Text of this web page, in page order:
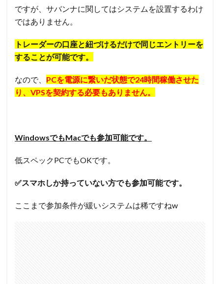
ですが、サバンナに関してはシステムを設置するわけ
ではありません。
トレーダーの口座と紐づけるだけで同じエントリーを
することが可能です。
なので、 PCを電源に繋いだ状態で24時間稼働させた
り、VPSを契約する必要もありません。
WindowsでもMacでも参加可能です。
低スペックPCでもOKです。
✅スマホしか持っていない方でも参加可能です。
ここまで参加条件が緩いシステムは稀ですねw